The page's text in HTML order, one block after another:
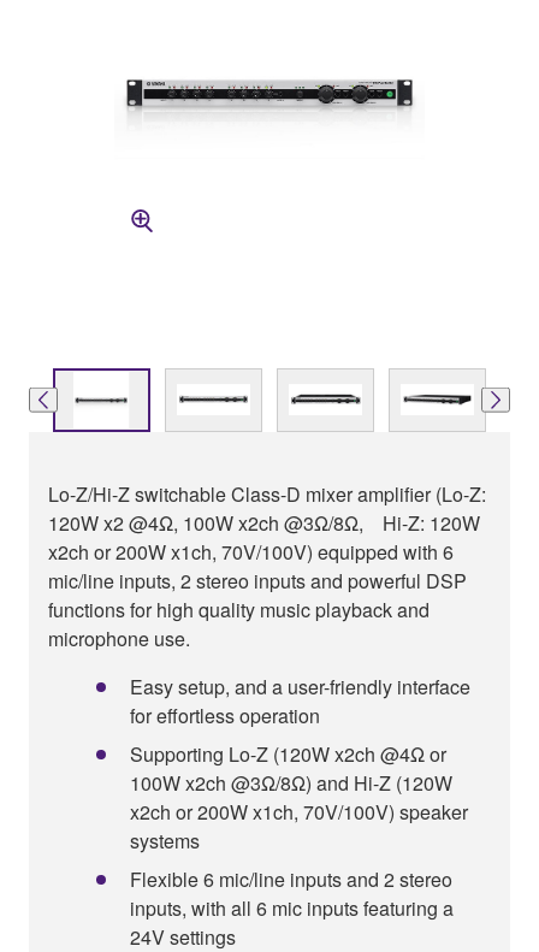
Lo-Z/Hi-Z switchable Class-D mixer amplifier (Lo-Z:
120W x2 @4Ω, 100W x2ch @3Ω/8Ω, Hi-Z: 120W
x2ch or 200W x1ch, 70V/100V) equipped with 6
mic/line inputs, 2 stereo inputs and powerful DSP
functions for high quality music playback and
microphone use.
Easy setup, and a user-friendly interface
for effortless operation
Supporting Lo-Z (120W x2ch @4Ω or
100W x2ch @3Ω/8Ω) and Hi-Z (120W
x2ch or 200W x1ch, 70V/100V) speaker
systems
Flexible 6 mic/line inputs and 2 stereo
inputs, with all 6 mic inputs featuring a
24V settings